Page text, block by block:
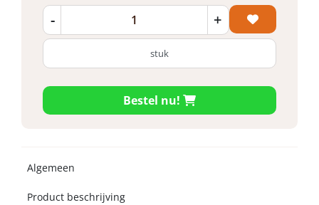
- +
stuk
Bestel nu!
Algemeen
Product beschrijving